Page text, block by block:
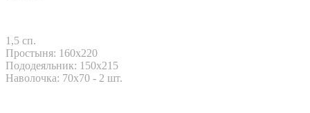
1,5 сп.
Простыня: 160x220
Пододеяльник: 150x215
Наволочка: 70x70 - 2 шт.